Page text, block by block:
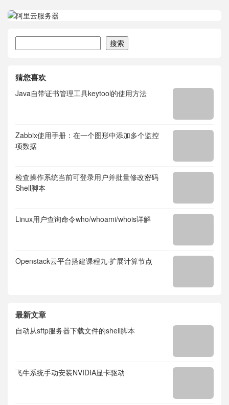
搜索
猜您喜欢
Java自带证书管理工具keytool的使用方法
Zabbix使用手册：在一个图形中添加多个监控
项数据
检查操作系统当前可登录用户并批量修改密码
Shell脚本
Linux用户查询命令who/whoami/whois详解
Openstack云平台搭建课程九·扩展计算节点
最新文章
自动从sftp服务器下载文件的shell脚本
飞牛系统手动安装NVIDIA显卡驱动